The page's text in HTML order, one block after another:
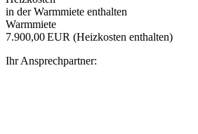
in der Warmmiete enthalten
Warmmiete
7.900,00 EUR (Heizkosten enthalten)
Ihr Ansprechpartner: